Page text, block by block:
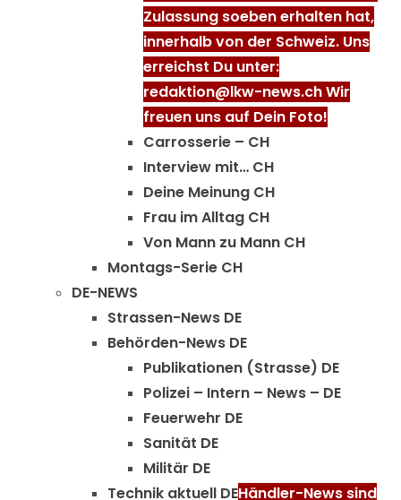
Zulassung soeben erhalten hat,
innerhalb von der Schweiz. Uns
erreichst Du unter:
redaktion@lkw-news.ch Wir
freuen uns auf Dein Foto!
Carrosserie – CH
Interview mit… CH
Deine Meinung CH
Frau im Alltag CH
Von Mann zu Mann CH
Montags-Serie CH
DE-NEWS
Strassen-News DE
Behörden-News DE
Publikationen (Strasse) DE
Polizei – Intern – News – DE
Feuerwehr DE
Sanität DE
Militär DE
Technik aktuell DEHändler-News sind